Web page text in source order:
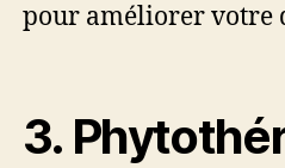
pour améliorer votre
3.